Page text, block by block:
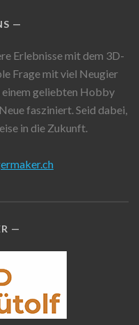
Erlebnisse mit dem 3D-
Frage mit viel Neugier
einem geliebten Hobby
fasziniert. Seid dabei,
in die Zukunft.